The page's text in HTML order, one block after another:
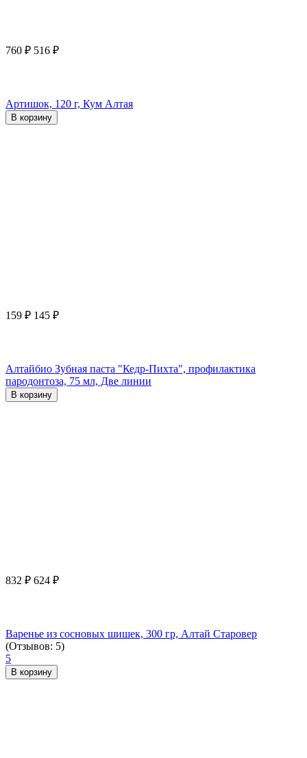
760 ₽ 516 ₽
Артишок, 120 г, Кум Алтая
В корзину
159 ₽ 145 ₽
Алтайбио Зубная паста "Кедр-Пихта", профилактика
пародонтоза, 75 мл, Две линии
В корзину
832 ₽ 624 ₽
Варенье из сосновых шишек, 300 гр, Алтай Старовер
(Отзывов: 5)
5
В корзину